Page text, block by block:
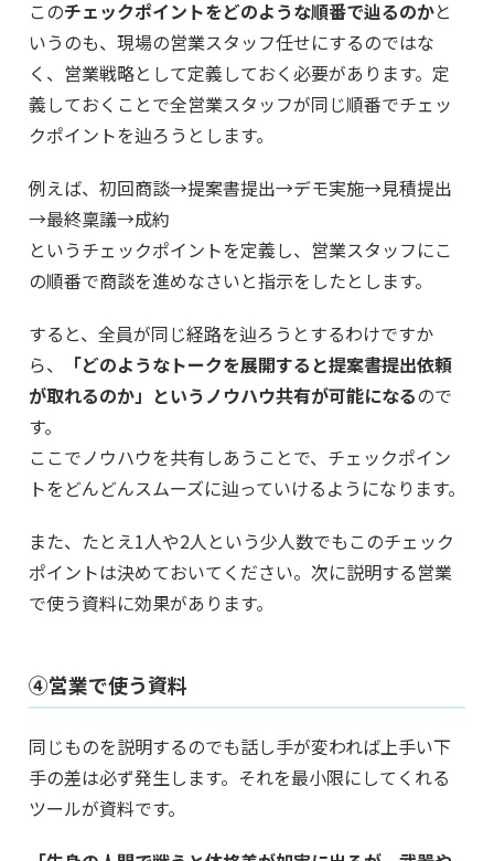
このチェックポイントをどのような順番で辿るのかと
いうのも、現場の営業スタッフ任せにするのではな
く、営業戦略として定義しておく必要があります。定
義しておくことで全営業スタッフが同じ順番でチェッ
クポイントを辿ろうとします。
例えば、初回商談→提案書提出→デモ実施→見積提出
→最終稟議→成約
というチェックポイントを定義し、営業スタッフにこ
の順番で商談を進めなさいと指示をしたとします。
すると、全員が同じ経路を辿ろうとするわけですか
ら、
「どのようなトークを展開すると提案書提出依頼
が取れるのか」というノウハウ共有が可能になるので
す。
ここでノウハウを共有しあうことで、チェックポイン
トをどんどんスムーズに辿っていけるようになります。
また、たとえ1人や2人という少人数でもこのチェック
ポイントは決めておいてください。次に説明する営業
で使う資料に効果があります。
④営業で使う資料
同じものを説明するのでも話し手が変われば上手い下
手の差は必ず発生します。それを最小限にしてくれる
ツールが資料です。